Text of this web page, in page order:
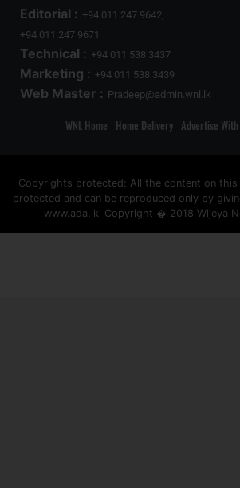
Editorial : +94 011 247 9642,
+94 011 247 9671
Technical : +94 011 538 3437
Marketing : +94 011 538 3439
Web Master : Pradeep@admin.wnl.lk
WNL Home Home Delivery Advertise With
Copyrights protected: All the content on
protected and can be reproduced only by
www.ada.lk' Copyright � 2018 Wijeya